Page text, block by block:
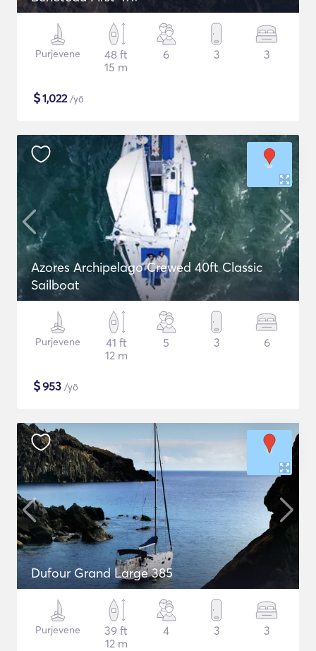
Purjevene
48 ft
15 m
6 3 3
$1,022/yö
Azores Archipelago Crewed 40ft Classic
Sailboat
Purjevene
41 ft
12 m
5 3 6
$953 /yö
Dufour Grand Large 385
Purjevene
39 ft
12 m
4 3 3